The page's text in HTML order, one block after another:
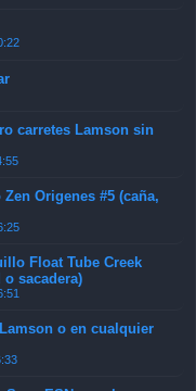
carretes Lamson sin
Origenes #5 (caña,
Float Tube Creek
o sacadera)
o en cualquier